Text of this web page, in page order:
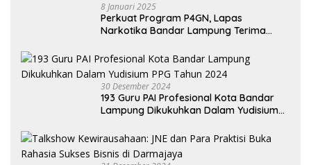
8 Januari 2025
Perkuat Program P4GN, Lapas
Narkotika Bandar Lampung Terima
Selatan
30 Desember 2024
193 Guru PAI Profesional Kota Bandar
Lampung Dikukuhkan Dalam Yudisium